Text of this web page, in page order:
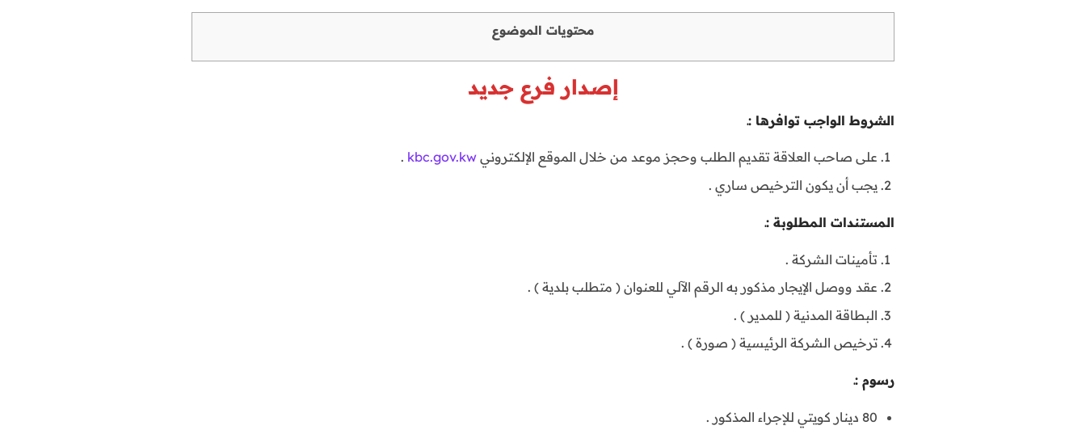
محتويات الموضوع
إصدار فرع جديد
الشروط الواجب توافرها :ـ
على صاحب العلاقة تقديم الطلب وحجز موعد من خلال الموقع الإلكتروني kbc.gov.kw
.
يجب أن يكون الترخيص ساري .
المستندات المطلوبة :ـ
تأمينات الشركة .
عقد ووصل الإيجار مذكور به الرقم الآلي للعنوان ( متطلب بلدية ) .
البطاقة المدنية ( للمدير ) .
ترخيص الشركة الرئيسية ( صورة ) .
رسوم :ـ
80 دينار كويتي للإجراء المذكور .